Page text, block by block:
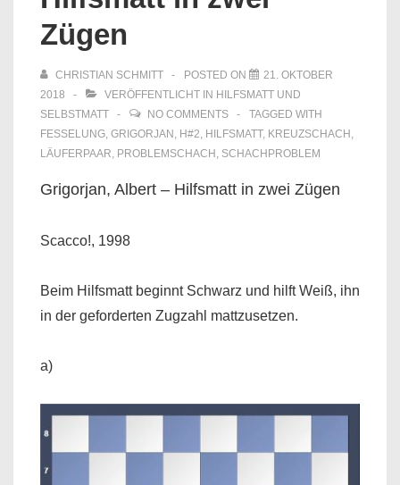
Zügen
CHRISTIAN SCHMITT POSTED ON
21. OKTOBER
2018
VERÖFFENTLICHT IN HILFSMATT UND
SELBSTMATT
NO COMMENTS
TAGGED WITH
FESSELUNG, GRIGORJAN , H#2, HILFSMATT, KREUZSCHACH ,
LÄUFERPAAR, PROBLEMSCHACH , SCHACHPROBLEM
Grigorjan, Albert – Hilfsmatt in zwei Zügen
Scacco!, 1998
Beim Hilfsmatt beginnt Schwarz und hilft Weiß, ihn
in der geforderten Zugzahl mattzusetzen.
a)